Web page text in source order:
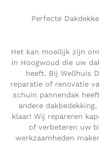
Perfecte
Het kan moeilijk zijn
in Hoogwoud die uw
heeft. Bij Wellhuis
reparatie of renovatie
schuin pannendak
andere
klaar! Wij repareren
of verbeteren uw
werkzaamheden